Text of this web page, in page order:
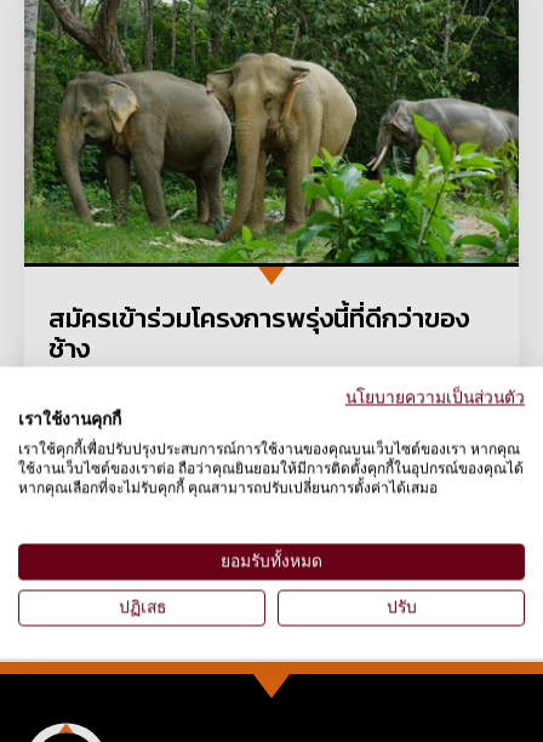
สมัครเข้าร่วมโครงการพรุ่งนี้ที่ดีกว่าของ
ช้าง
กองทุนส่งเสริมสวัสดิภาพช้างเลี้ยงในภาค
อุตสาหกรรมการท่องเที่ยว โดยการยกระดับปรับ
เปลี่ยนการดำเนินงานตามแนวทางที่เป็นมิตรกับช้าง
ที่จะนำไปสู่การดูแลและความเป็นอยู่ที่ดีขึ้น
เรียนรู้เพิ่มเติม
นโยบายความเป็นส่วนตัว
เราใช้งานคุกกี้
เราใช้คุกกี้เพื่อปรับปรุงประสบการณ์การใช้งานของคุณบนเว็บไซต์ของเรา หากคุณ
ใช้งานเว็บไซต์ของเราต่อ ถือว่าคุณยินยอมให้มีการติดตั้งคุกกี้ในอุปกรณ์ของคุณได้
หากคุณเลือกที่จะไม่รับคุกกี้ คุณสามารถปรับเปลี่ยนการตั้งค่าได้เสมอ
ยอมรับทั้งหมด
ปฏิเสธ ปรับ